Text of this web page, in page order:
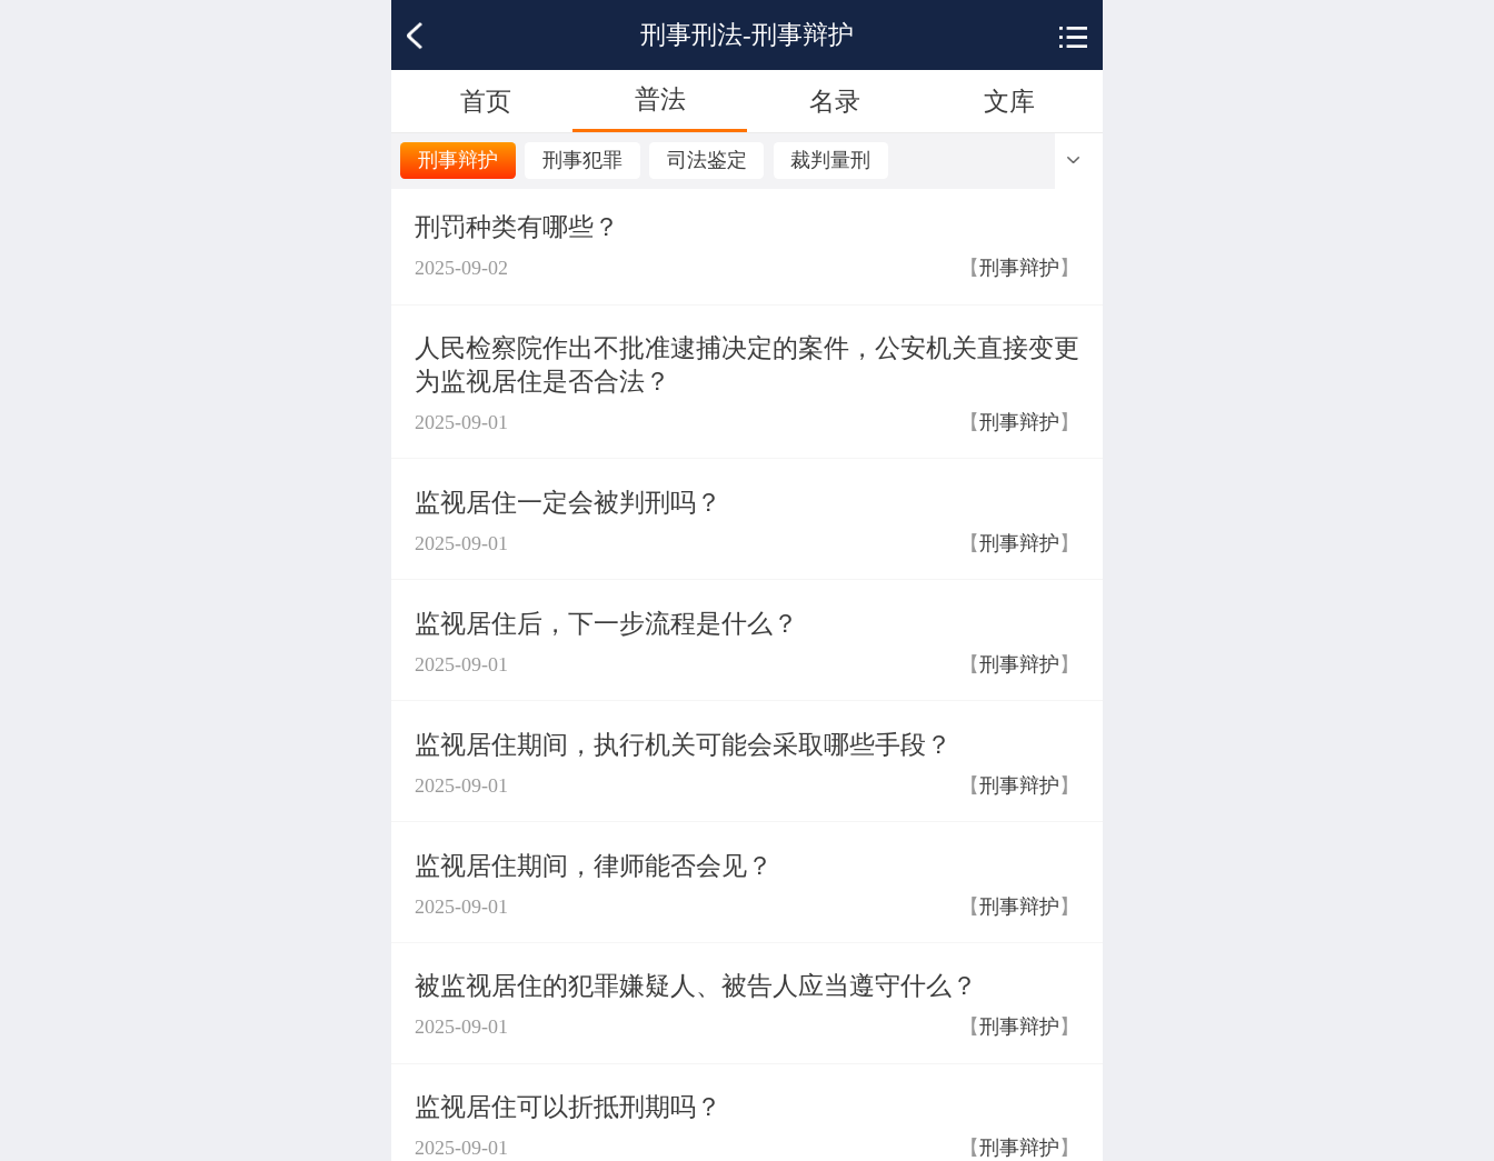
刑事刑法-刑事辩护
首页 普法 名录 文库
刑事辩护 刑事犯罪 司法鉴定 裁判量刑
刑罚种类有哪些？
2025-09-02 【刑事辩护 】
人民检察院作出不批准逮捕决定的案件，公安机关直接变更
为监视居住是否合法？
2025-09-01 【刑事辩护 】
监视居住一定会被判刑吗？
2025-09-01 【刑事辩护 】
监视居住后，下一步流程是什么？
2025-09-01 【刑事辩护 】
监视居住期间，执行机关可能会采取哪些手段？
2025-09-01 【刑事辩护 】
监视居住期间，律师能否会见？
2025-09-01 【刑事辩护 】
被监视居住的犯罪嫌疑人、被告人应当遵守什么？
2025-09-01 【刑事辩护 】
监视居住可以折抵刑期吗？
2025-09-01 【刑事辩护 】